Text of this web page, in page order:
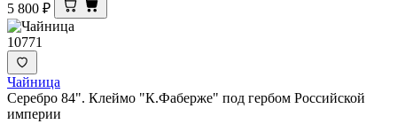
5 800 ₽
10771
Чайница
Серебро 84". Клеймо "К.Фаберже" под гербом Российской
империи